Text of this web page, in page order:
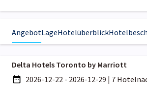
AngebotLageHotelüberblick
Delta Hotels Toronto by Marriott
2026-12-22 - 2026-12-29 | 7